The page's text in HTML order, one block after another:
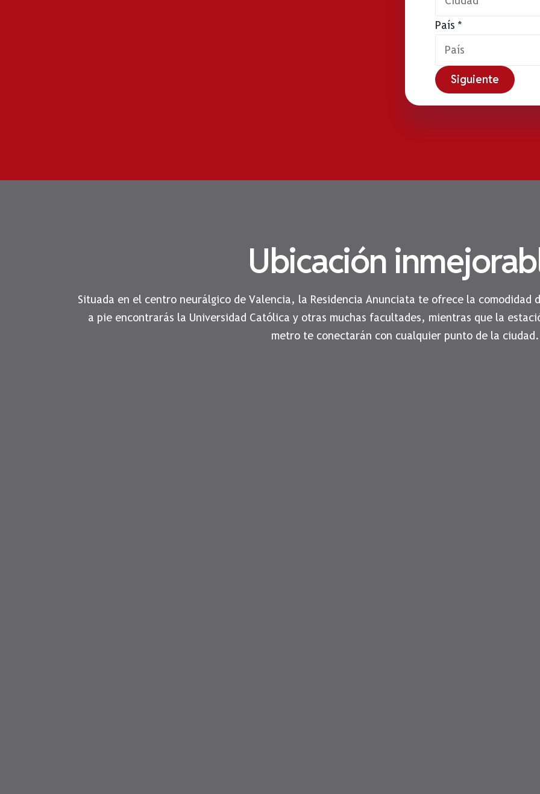
País *
Siguiente
Ubicación
Situada en el centro neurálgico de Valencia, la Residencia Anunciata te ofrece la comodidad
a pie encontrarás la Universidad Católica y otras muchas facultades, mientras que la
metro te conectarán con cualquier punto de la ciudad.